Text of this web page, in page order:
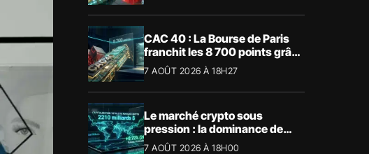
CAC 40 : La Bourse de Paris
franchit les 8 700 points grâce
à la tech
7 AOÛT 2026 À 18H27
Le marché crypto sous
pression : la dominance de
Bitcoin aspire la liquidité
7 AOÛT 2026 À 18H00